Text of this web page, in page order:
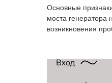
Основные
моста
возникновения